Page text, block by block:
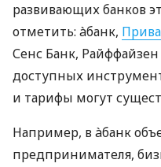
развивающих банков
отметить: àбанк,
Сенс Банк,
доступных
и тарифы могут
Например, в àбанк
предпринимателя,